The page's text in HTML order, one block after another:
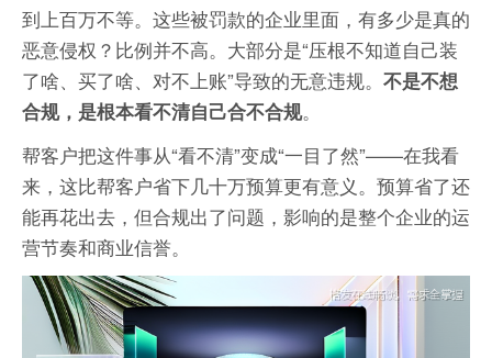
到上百万不等。这些被罚款的企业里面，有多少是真的
恶意侵权？比例并不高。大部分是“压根不知道自己装
了啥、买了啥、对不上账”导致的无意违规。 不是不想
合规，是根本看不清自己合不合规。
帮客户把这件事从“看不清”变成“一目了然”——在我看
来，这比帮客户省下几十万预算更有意义。预算省了还
能再花出去，但合规出了问题，影响的是整个企业的运
营节奏和商业信誉。